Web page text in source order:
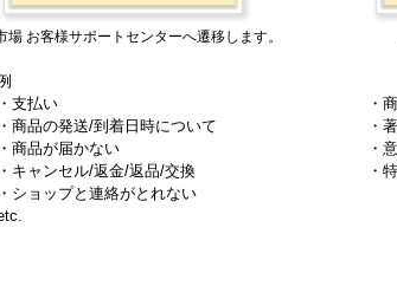
場 お客様サポートセンターへ遷移します。
・支払い
・商品の発送/到着日時について
・商品が届かない
・キャンセル/返金/返品/交換
・ショップと連絡がとれない
・
・
・
・